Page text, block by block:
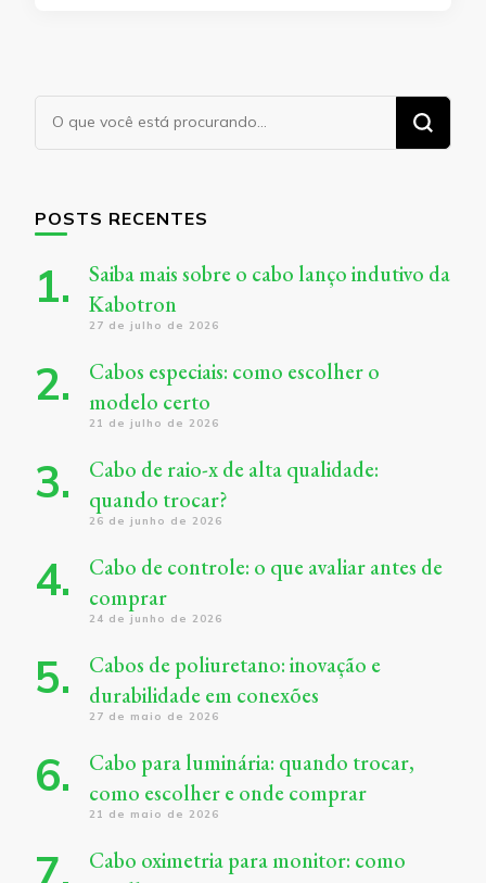
Procurando
POSTS RECENTES
Saiba mais sobre o cabo lanço indutivo da
Kabotron
27 de julho de 2026
Cabos especiais: como escolher o
modelo certo
21 de julho de 2026
Cabo de raio-x de alta qualidade:
quando trocar?
26 de junho de 2026
Cabo de controle: o que avaliar antes de
comprar
24 de junho de 2026
Cabos de poliuretano: inovação e
durabilidade em conexões
27 de maio de 2026
Cabo para luminária: quando trocar,
como escolher e onde comprar
21 de maio de 2026
Cabo oximetria para monitor: como